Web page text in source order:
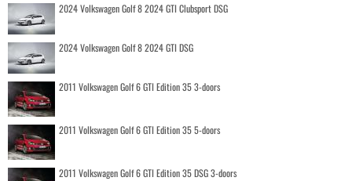
2024 Volkswagen Golf 8 2024 GTI Clubsport DSG
2024 Volkswagen Golf 8 2024 GTI DSG
2011 Volkswagen Golf 6 GTI Edition 35 3-doors
2011 Volkswagen Golf 6 GTI Edition 35 5-doors
2011 Volkswagen Golf 6 GTI Edition 35 DSG 3-doors